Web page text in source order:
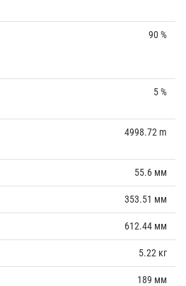
90 %
5 %
4998.72 m
55.6 мм
353.51 мм
612.44 мм
5.22 кг
189 мм